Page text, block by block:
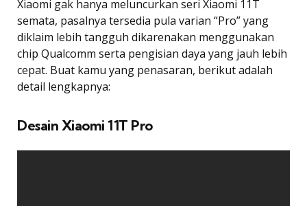
Xiaomi gak hanya meluncurkan seri Xiaomi 11T
semata, pasalnya tersedia pula varian “Pro” yang
diklaim lebih tangguh dikarenakan menggunakan
chip Qualcomm serta pengisian daya yang jauh lebih
cepat. Buat kamu yang penasaran, berikut adalah
detail lengkapnya:
Desain Xiaomi 11T Pro